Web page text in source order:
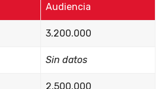
Audiencia
3.200.000
Sin datos
2.500.000